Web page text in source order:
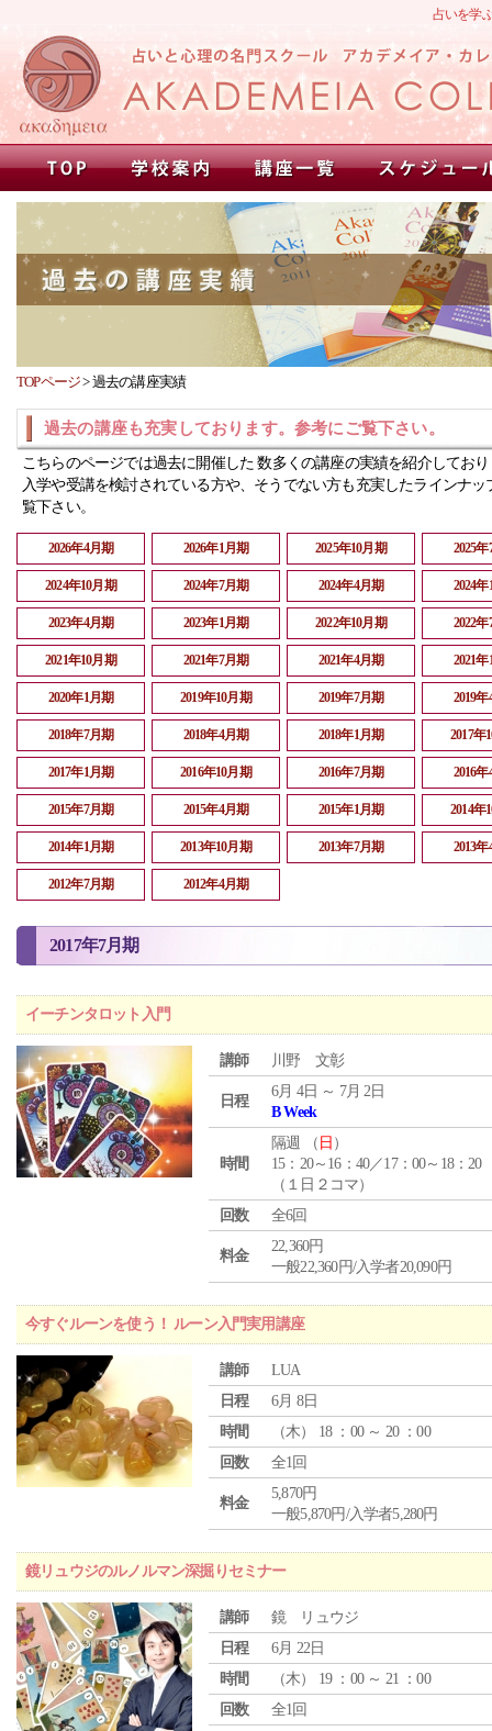
占いを学
TOPページ>過去の講座実績
過去の講座も充実しております。参考にご覧下さい。
こちらのページでは過去に開催した 数多くの講座の実績を紹介してお
入学や受講を検討されている方や、そうでない方も充実したラインナッ
覧下さい。
2026年4月期 2026年1月期 2025年10月期 2025
2024年10月期 2024年7月期 2024年4月期 2024
2023年4月期 2023年1月期 2022年10月期 2022
2021年10月期 2021年7月期 2021年4月期 2021
2020年1月期 2019年10月期 2019年7月期 2019
2018年7月期 2018年4月期 2018年1月期 2017年
2017年1月期 2016年10月期 2016年7月期 2016
2015年7月期 2015年4月期 2015年1月期 2014年
2014年1月期 2013年10月期 2013年7月期 2013
2012年7月期 2012年4月期
2017年7月期
イーチンタロット入門
講師 川野 文彰
日程
6月 4日 ～ 7月 2日
B Week
時間
隔週 （ 日 ）
15：20～16：40／17：00～18：20
（１日２コマ）
回数
全6回
料金
22,360円
一般22,360円/入学者20,090円
今すぐルーンを使う！ ルーン入門実用講座
講師
LUA
日程
6月 8日
時間
（木） 18 ：00 ～ 20 ：00
回数
全1回
料金
5,870円
一般5,870円/入学者5,280円
鏡リュウジのルノルマン深掘りセミナー
講師
鏡 リュウジ
日程
6月 22日
時間
（木） 19 ：00 ～ 21 ：00
回数
全1回